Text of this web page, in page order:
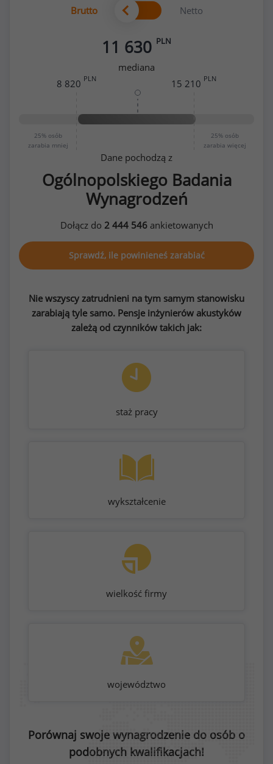
Brutto Netto
11 630 PLN
mediana
25% osób
zarabia mniej
25% osób
zarabia więcej
8 820 PLN 15 210 PLN
Dane pochodzą z
Ogólnopolskiego Badania
Wynagrodzeń
Dołącz do 2 444 546ankietowanych
Sprawdź, ile powinieneś zarabiać
Nie wszyscy zatrudnieni na tym samym stanowisku
zarabiają tyle samo. Pensje inżynierów akustyków
zależą od czynników takich jak:
staż pracy
wykształcenie
wielkość firmy
województwo
Porównaj swoje wynagrodzenie do osób o
podobnych kwalifikacjach!